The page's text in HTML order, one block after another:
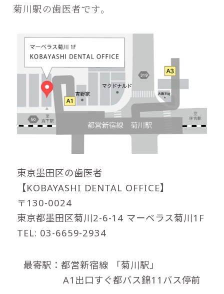
菊川駅の歯医者です。
東京墨田区の歯医者
【KOBAYASHI DENTAL OFFICE】
〒130-0024
東京都墨田区菊川2-6-14 マーベラス菊川1F
TEL: 03-6659-2934
最寄駅：都営新宿線 「菊川駅」
A1出口すぐ都バス錦11バス停前